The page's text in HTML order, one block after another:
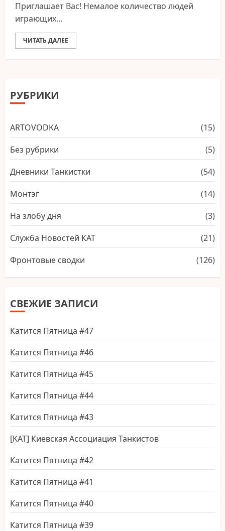
Приглашает Вас! Немалое количество людей
играющих...
ЧИТАТЬ ДАЛЕЕ
РУБРИКИ
ARTОVODKA
(15)
Без рубрики
(5)
Дневники Танкистки
(54)
Монтэг
(14)
На злобу дня
(3)
Служба Новостей КАТ
(21)
Фронтовые сводки
(126)
СВЕЖИЕ ЗАПИСИ
Катится Пятница #47
Катится Пятница #46
Катится Пятница #45
Катится Пятница #44
Катится Пятница #43
[KAT] Киевская Ассоциация Танкистов
Катится Пятница #42
Катится Пятница #41
Катится Пятница #40
Катится Пятница #39